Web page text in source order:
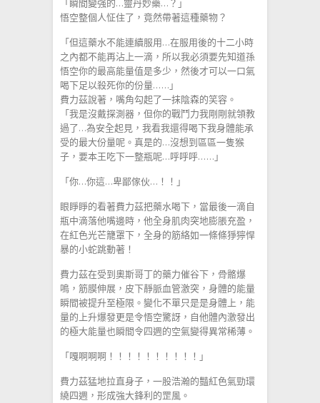
「瞬間變强的…靈丹妙藥…？」
悟空整個人怔住了，竟然帶著這種藥物？
「但這藥水不能連續服用…在服用後的十二小時
之內都不能再沾上一滴，所以我必須要先知道孫
悟空你的最高能量值是多少，然後才可以一口氣
喝下足以殺死你的份量……」
費力茲說著，嘴角勾起了一抹陰森的笑容。
「我是沒戴探測器，但你的戰鬥力我剛剛就領教
過了…為安全起見，我看我還得喝下我身體能承
受的最大份量呢。真是的…沒想到區區一隻猴
子，要本王吃下一整瓶呢…呼呼呼……」
「你…你這…卑鄙傢伙…！！」
眼睜睜的看著費力茲把藥水喝下，當最後一滴自
瓶中滴落他嘴邊時，他全身肌肉突地膨脹充盈，
在紅色光芒籠罩下，全身的筋絡如一條條猙獰悍
暴的小蛇跳動著！
費力茲在受到奧斯哥丁的藥力催谷下，骨骼爆
鳴，筋膜伸展，皮下靜脈血管激突，身體的能量
瞬間被提升至極限。變化不單只是是身體上，能
量的上升爆發更是令悟空驚訝，自他體內激發出
的極大能量也瞬間令四週的空氣變得異常稀薄。
「嘎啊啊啊！！！！！！！！！！」
費力茲猛地拉直身子，一股浩瀚的豔紅色氣勁環
繞四週，形成強大鋒利的罡風。